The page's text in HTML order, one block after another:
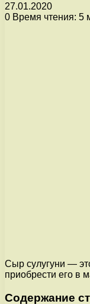
27.01.2020
0 Время чтения: 5
Сыр сулугуни —
приобрести его в
Содержание